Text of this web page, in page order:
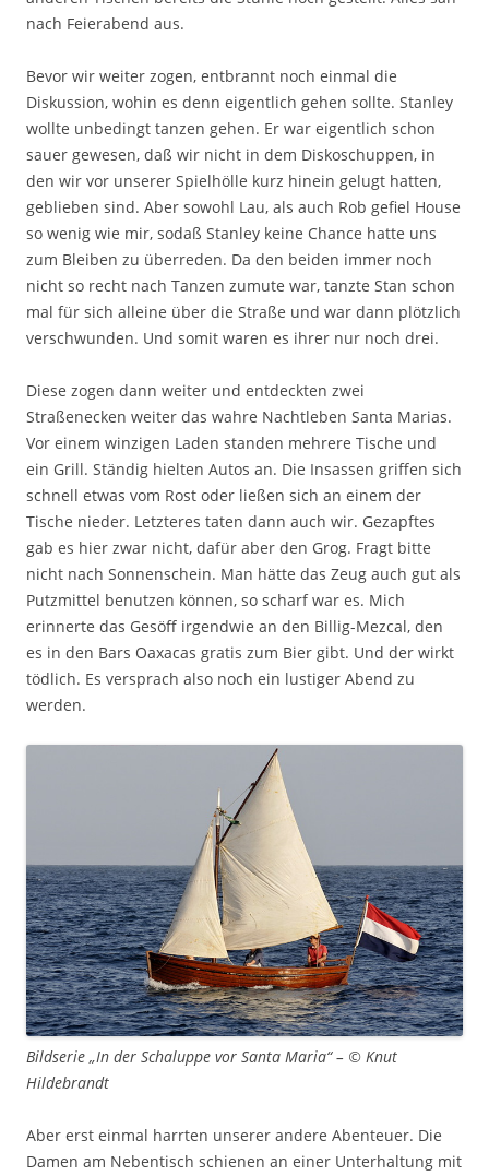
nach Feierabend aus.
Bevor wir weiter zogen, entbrannt noch einmal die
Diskussion, wohin es denn eigentlich gehen sollte. Stanley
wollte unbedingt tanzen gehen. Er war eigentlich schon
sauer gewesen, daß wir nicht in dem Diskoschuppen, in
den wir vor unserer Spielhölle kurz hinein gelugt hatten,
geblieben sind. Aber sowohl Lau, als auch Rob gefiel House
so wenig wie mir, sodaß Stanley keine Chance hatte uns
zum Bleiben zu überreden. Da den beiden immer noch
nicht so recht nach Tanzen zumute war, tanzte Stan schon
mal für sich alleine über die Straße und war dann plötzlich
verschwunden. Und somit waren es ihrer nur noch drei.
Diese zogen dann weiter und entdeckten zwei
Straßenecken weiter das wahre Nachtleben Santa Marias.
Vor einem winzigen Laden standen mehrere Tische und
ein Grill. Ständig hielten Autos an. Die Insassen griffen sich
schnell etwas vom Rost oder ließen sich an einem der
Tische nieder. Letzteres taten dann auch wir. Gezapftes
gab es hier zwar nicht, dafür aber den Grog. Fragt bitte
nicht nach Sonnenschein. Man hätte das Zeug auch gut als
Putzmittel benutzen können, so scharf war es. Mich
erinnerte das Gesöff irgendwie an den Billig-Mezcal, den
es in den Bars Oaxacas gratis zum Bier gibt. Und der wirkt
tödlich. Es versprach also noch ein lustiger Abend zu
werden.
Bildserie „In der Schaluppe vor Santa Maria“ – © Knut
Hildebrandt
Aber erst einmal harrten unserer andere Abenteuer. Die
Damen am Nebentisch schienen an einer Unterhaltung mit